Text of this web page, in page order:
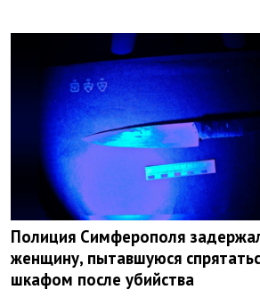
Полиция Симферополя
женщину, пытавшуюся
шкафом после убийства